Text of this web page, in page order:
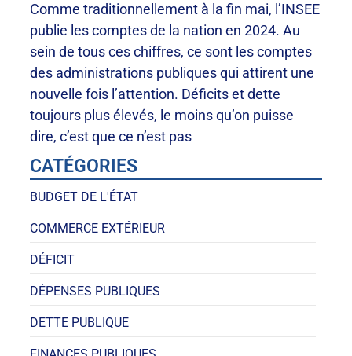
Comme traditionnellement à la fin mai, l’INSEE
publie les comptes de la nation en 2024. Au
sein de tous ces chiffres, ce sont les comptes
des administrations publiques qui attirent une
nouvelle fois l’attention. Déficits et dette
toujours plus élevés, le moins qu’on puisse
dire, c’est que ce n’est pas
CATÉGORIES
BUDGET DE L'ÉTAT
COMMERCE EXTÉRIEUR
DÉFICIT
DÉPENSES PUBLIQUES
DETTE PUBLIQUE